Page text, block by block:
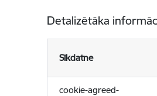
Detalizētāka
Sīkdatne
cookie-agreed-